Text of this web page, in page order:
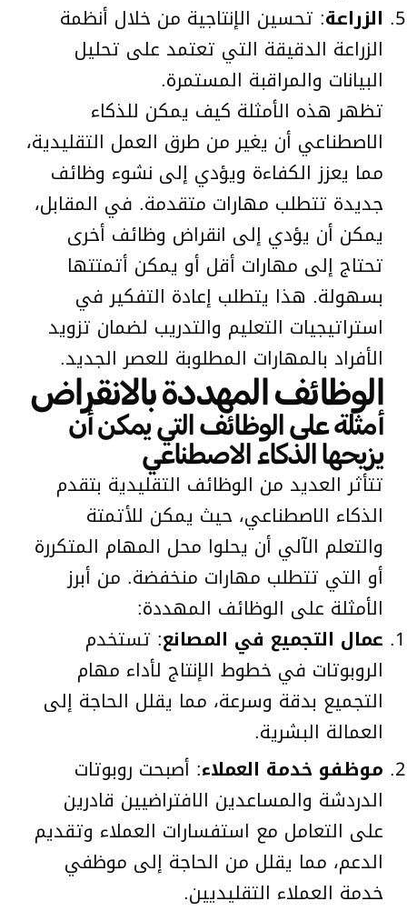
الزراعة: تحسين الإنتاجية من خلال أنظمة
الزراعة الدقيقة التي تعتمد على تحليل
البيانات والمراقبة المستمرة.
تظهر هذه الأمثلة كيف يمكن للذكاء
الاصطناعي أن يغير من طرق العمل التقليدية،
مما يعزز الكفاءة ويؤدي إلى نشوء وظائف
جديدة تتطلب مهارات متقدمة. في المقابل،
يمكن أن يؤدي إلى انقراض وظائف أخرى
تحتاج إلى مهارات أقل أو يمكن أتمتتها
بسهولة. هذا يتطلب إعادة التفكير في
استراتيجيات التعليم والتدريب لضمان تزويد
الأفراد بالمهارات المطلوبة للعصر الجديد.
الوظائف المهددة بالانقراض
أمثلة على الوظائف التي يمكن أن
يزيحها الذكاء الاصطناعي
تتأثر العديد من الوظائف التقليدية بتقدم
الذكاء الاصطناعي، حيث يمكن للأتمتة
والتعلم الآلي أن يحلوا محل المهام المتكررة
أو التي تتطلب مهارات منخفضة. من أبرز
الأمثلة على الوظائف المهددة:
عمال التجميع في المصانع: تستخدم
الروبوتات في خطوط الإنتاج لأداء مهام
التجميع بدقة وسرعة، مما يقلل الحاجة إلى
العمالة البشرية.
موظفو خدمة العملاء: أصبحت روبوتات
الدردشة والمساعدين الافتراضيين قادرين
على التعامل مع استفسارات العملاء وتقديم
الدعم، مما يقلل من الحاجة إلى موظفي
خدمة العملاء التقليديين.